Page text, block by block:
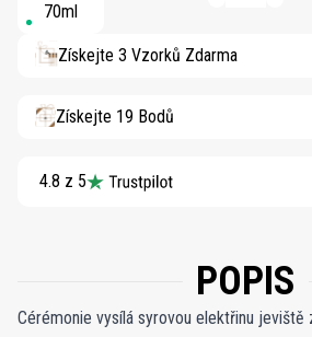
70ml
Získejte 3 Vzorků Zdarma
Získejte 19 Bodů
4.8 z 5
POPIS
Cérémonie vysílá syrovou elektřinu jeviště